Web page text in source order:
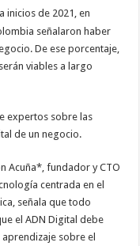
inicios de 2021, en
señalaron haber
De ese porcentaje,
viables a largo
expertos sobre las
de un negocio.
Acuña*, fundador y CTO
centrada en el
señala que todo
el ADN Digital debe
sobre el